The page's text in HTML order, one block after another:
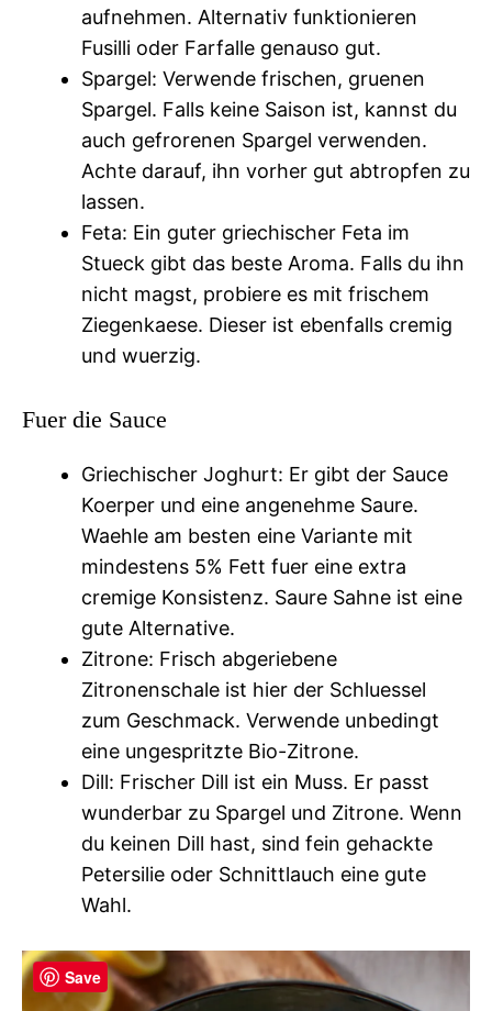
aufnehmen. Alternativ funktionieren
Fusilli oder Farfalle genauso gut.
Spargel: Verwende frischen, gruenen
Spargel. Falls keine Saison ist, kannst du
auch gefrorenen Spargel verwenden.
Achte darauf, ihn vorher gut abtropfen zu
lassen.
Feta: Ein guter griechischer Feta im
Stueck gibt das beste Aroma. Falls du ihn
nicht magst, probiere es mit frischem
Ziegenkaese. Dieser ist ebenfalls cremig
und wuerzig.
Fuer die Sauce
Griechischer Joghurt: Er gibt der Sauce
Koerper und eine angenehme Saure.
Waehle am besten eine Variante mit
mindestens 5% Fett fuer eine extra
cremige Konsistenz. Saure Sahne ist eine
gute Alternative.
Zitrone: Frisch abgeriebene
Zitronenschale ist hier der Schluessel
zum Geschmack. Verwende unbedingt
eine ungespritzte Bio-Zitrone.
Dill: Frischer Dill ist ein Muss. Er passt
wunderbar zu Spargel und Zitrone. Wenn
du keinen Dill hast, sind fein gehackte
Petersilie oder Schnittlauch eine gute
Wahl.
Save